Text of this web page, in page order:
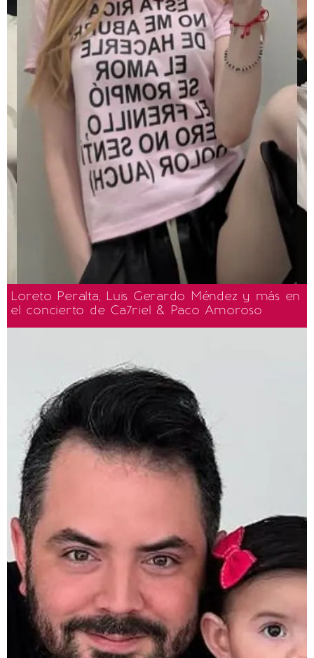
Loreto Peralta, Luis Gerardo Méndez y más en
el concierto de Ca7riel & Paco Amoroso